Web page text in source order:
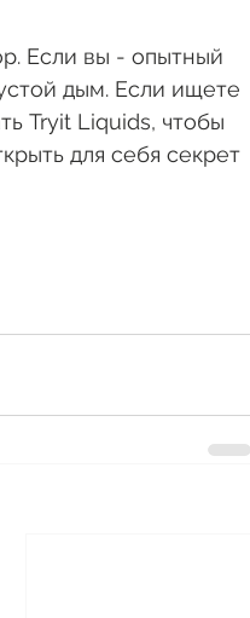
Если вы - опытный
дым. Если ищете
Tryit Liquids, чтобы
для себя секрет